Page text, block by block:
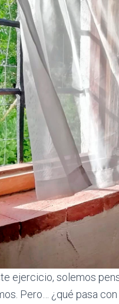
ejercicio, solemos
Pero… ¿qué pasa